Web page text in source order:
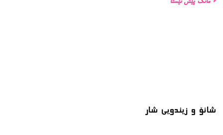
شانۆ و زیندویی شار